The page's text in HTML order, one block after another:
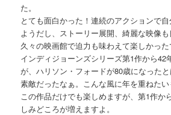
た。
とても面白かった！連続のアクションで
ようだし、ストーリー展開、綺麗な映像
久々の映画館で迫力も味わえて楽しかった
インディジョーンズシリーズ第1作から42
が、ハリソン・フォードが80歳になった
素敵だったなぁ。こんな風に年を重ねた
この作品だけでも楽しめますが、第1作か
しみどころが増えますよ。